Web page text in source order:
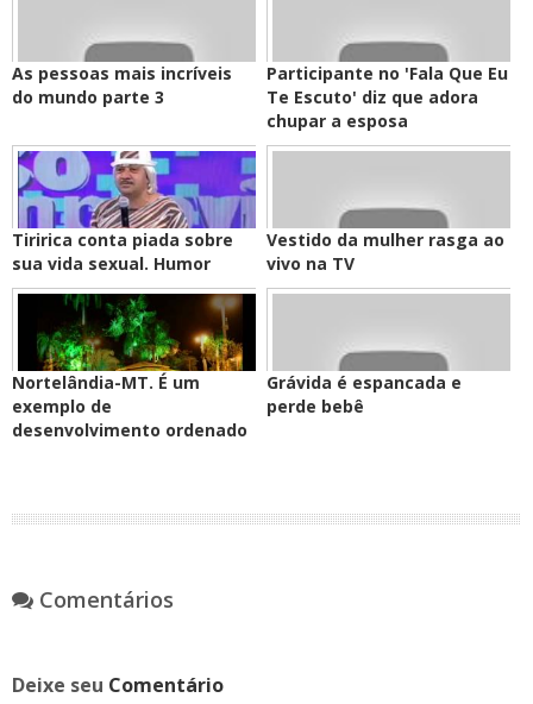
As pessoas mais incríveis
do mundo parte 3
Participante no 'Fala Que Eu
Te Escuto' diz que adora
chupar a esposa
Tiririca conta piada sobre
sua vida sexual. Humor
Vestido da mulher rasga ao
vivo na TV
Nortelândia-MT. É um
exemplo de
desenvolvimento ordenado
Grávida é espancada e
perde bebê
Comentários
Deixe seu Comentário